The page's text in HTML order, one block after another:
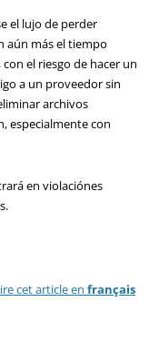
el lujo de perder
aún más el tiempo
el riesgo de hacer un
a un proveedor sin
archivos
especialmente con
en violaciónes
cet article en français